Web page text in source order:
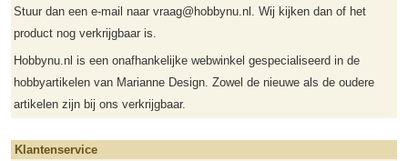
Stuur dan een e-mail naar vraag@hobbynu.nl. Wij kijken dan of het
product nog verkrijgbaar is.
Hobbynu.nl is een onafhankelijke webwinkel gespecialiseerd in de
hobbyartikelen van Marianne Design. Zowel de nieuwe als de oudere
artikelen zijn bij ons verkrijgbaar.
Klantenservice